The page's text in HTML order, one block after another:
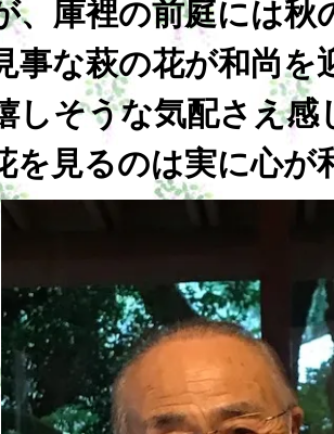
、庫裡の前庭には秋
事な萩の花が和尚を
しそうな気配さえ感
を見るのは実に心が